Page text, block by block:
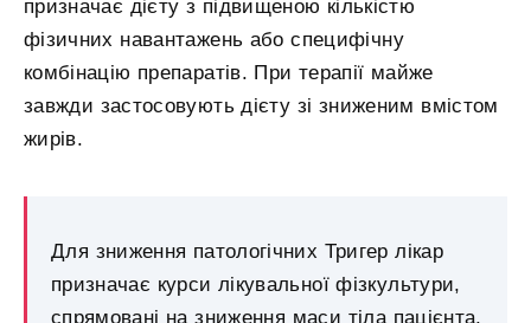
призначає дієту з підвищеною кількістю
фізичних навантажень або специфічну
комбінацію препаратів. При терапії майже
завжди застосовують дієту зі зниженим вмістом
жирів.
Для зниження патологічних Тригер лікар
призначає курси лікувальної фізкультури,
спрямовані на зниження маси тіла пацієнта,